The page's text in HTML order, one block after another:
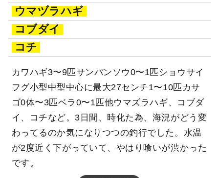
ウマヅラハギ
コブダイ
コチ
カワハギ3〜9匹サンバンソウ0〜1匹ショウサイ
フグ小型中型中心に最大27センチ1〜10匹カサ
ゴ0体〜3匹ベラ0〜1匹他ウマズラハギ、コブダ
イ、コチなど。3日間、時化た為、海況がどう変
わってるのか気になりつつの釣行でした。水温
が2度近く下がっていて、やはり喰いが渋かった
です。